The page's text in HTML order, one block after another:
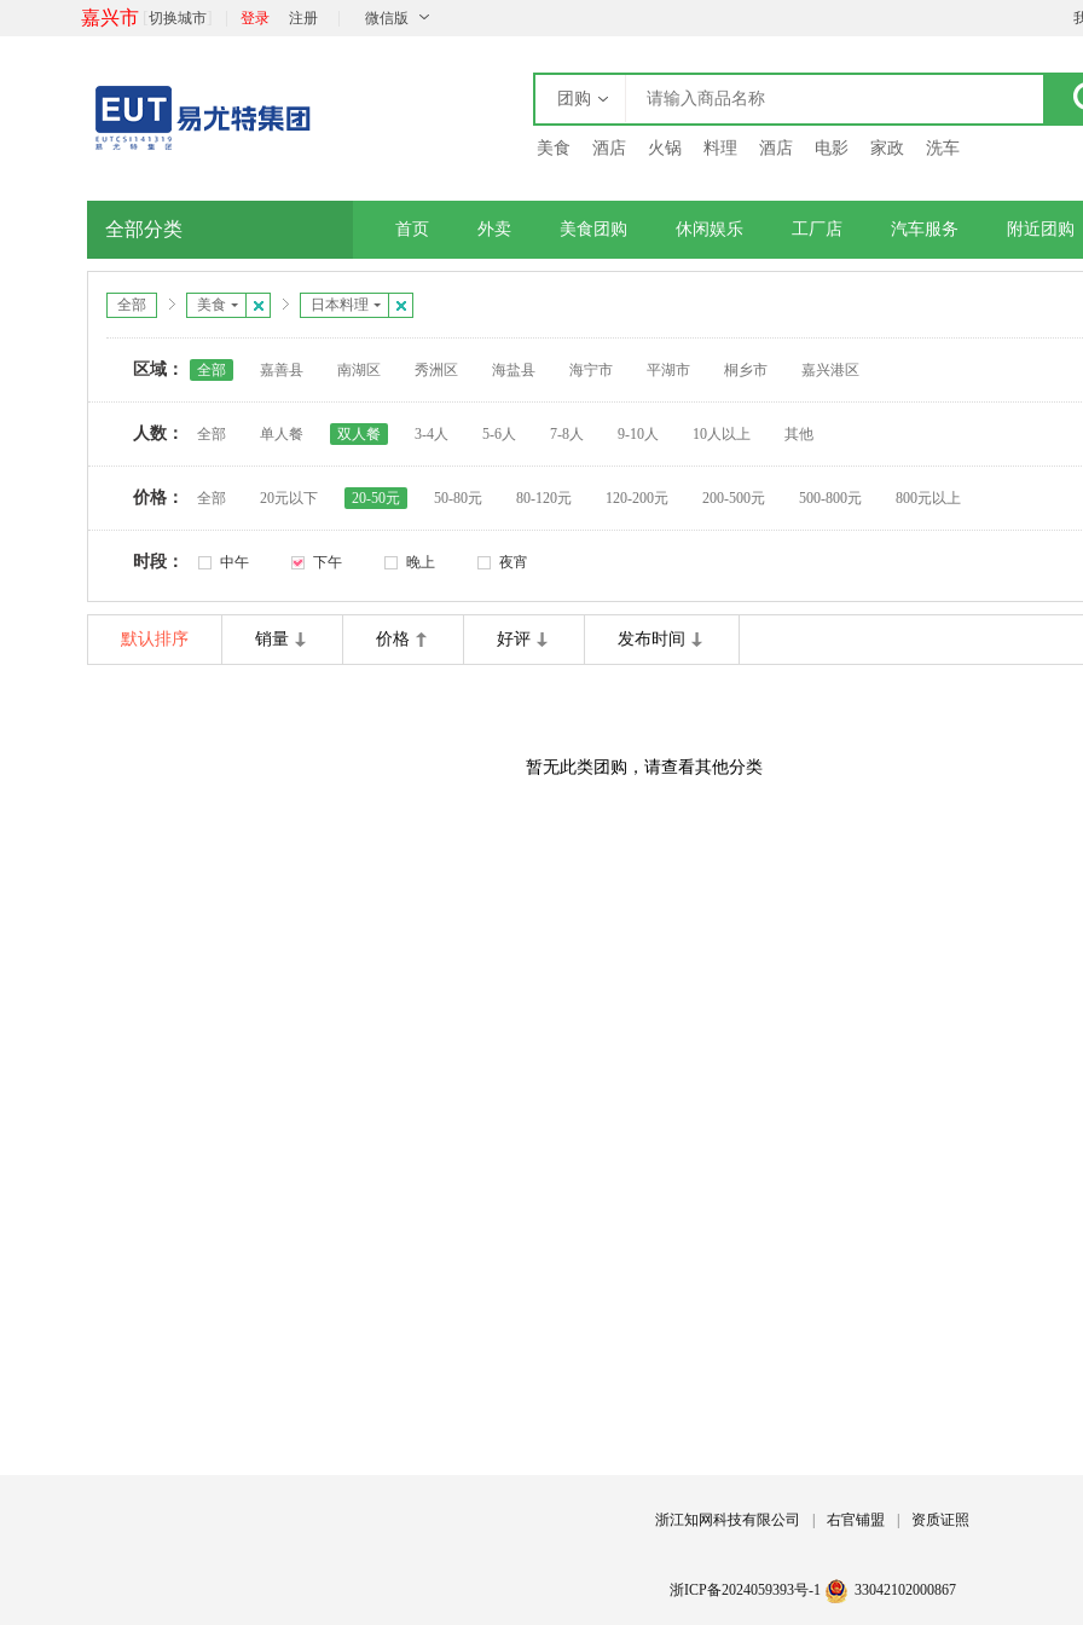
嘉兴市 切换城市 登录 注册 微信版
团购
美食 酒店 火锅 料理 酒店 电影 家政 洗车
全部分类 首页 外卖 美食团购 休闲娱乐 工厂店 汽车服务 附近团购
全部 美食 日本料理
区域： 全部 嘉善县 南湖区 秀洲区 海盐县 海宁市 平湖市 桐乡市 嘉兴港区
人数： 全部 单人餐 双人餐 3-4人 5-6人 7-8人 9-10人 10人以上 其他
价格： 全部 20元以下 20-50元 50-80元 80-120元 120-200元 200-500元 500-800元 800元以上
时段： 中午 下午 晚上 夜宵
默认排序 销量 价格 好评 发布时间
暂无此类团购，请查看其他分类
浙江知网科技有限公司 右官铺盟 资质证照
浙ICP备2024059393号-1 33042102000867